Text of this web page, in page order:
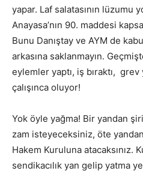
yapar. Laf salatasının lüzumu
Anayasa’nın 90. maddesi
Bunu Danıştay ve AYM de
arkasına saklanmayın.
eylemler yaptı, iş bıraktı, grev
çalışınca oluyor!
Yok öyle yağma! Bir yandan
zam isteyeceksiniz, öte yandan
Hakem Kuruluna atacaksınız.
sendikacılık yan gelip yatma